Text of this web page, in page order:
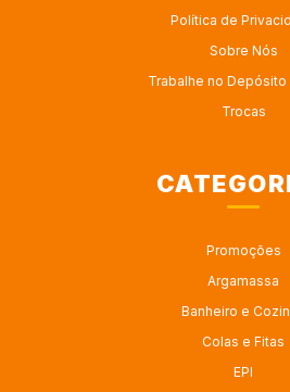
Política de
Sobre Nós
Trabalhe no Depósito
Trocas
Promoções
Argamassa
Banheiro e
Colas e Fitas
EPI